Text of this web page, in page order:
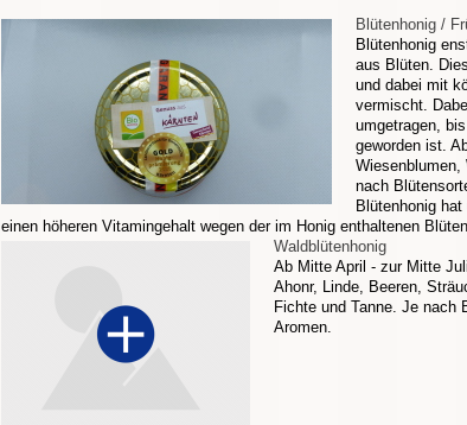
Blütenhonig /
Blütenhonig
aus Blüten.
und dabei mit
vermischt.
umgetragen,
geworden ist.
Wiesenblumen,
nach
Blütenhonig
einen höheren Vitamingehalt wegen der im Honig enthaltenen
Waldblütenhonig
Ab Mitte April - zur Mitte
Ahonr, Linde, Beeren,
Fichte und Tanne. Je nach
Aromen.